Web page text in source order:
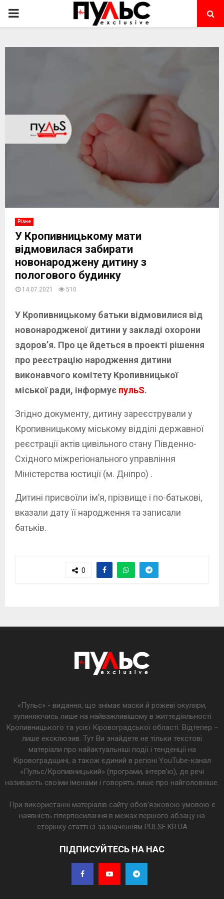
PRIMARY
Різне
У Кропивницькому мати
відмовилася забирати
новонароджену дитину з
пологового будинку
14.07.2021 510
У Кропивницькому батьки відмовилися від
новонародженої дитини у закладі охорони
здоров’я. Про це йдеться в проекті рішення
про реєстрацію народження дитини
виконавчого комітету Кропивницької
міської ради, інформує пульS.
Згідно документу, дитину зареєстрували у
Кропивницькому міському відділі державної
реєстрації актів цивільного стану Південно-
Східного міжрегіонального управління
Міністерства юстиції (м. Дніпро) .
Дитині присвоїли ім’я, прізвище і по-батькові,
вказали дату її народження та записали
батьків.
0
«Пульс» - видання, що знімає маски й рожеві окуляри,
зупиняючись лише на найважливішому в життєдіяльності
Кропивницького та усієї Кіровоградської області. Відтепер –
лише ексклюзив. Тут Ви знайдете не тільки текстові
матеріали про найактуальніші події і тенденції на
Кіровоградщині, а також єдиний в регіоні YouTube-канал
«Пульс/Кропивницький» (програми, інтерв’ю), де речі
називають своїми іменами і говорять лише про найголовніше.
При використанні матеріалів сайту обов'язковою умовою є
наявність гіперпосилання в межах першого абзацу на
сторінку статті із зазначенням PULSE.KR.UA
ПІДПИСУЙТЕСЬ НА НАС